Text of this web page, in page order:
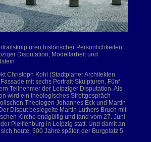
historischer Persönlichkeiten
Disputation, Modellarbeit und
Christoph Kohl (Stadtplaner Architekten
mit sechs Portrait-Skulpturen. Fünf
Teilnehmer der Leipziger Disputation. Als
wird ein theologisches Streitgespräch
Theologen Johannes Eck und Martin
Disput besiegelte Martin Luthers Bruch mit
Kirche endgültig und fand vom 27. Juni
Pleiﬂenburg in Leipzig statt. Und damit an
heute, 500 Jahre später, der Burgplatz 5